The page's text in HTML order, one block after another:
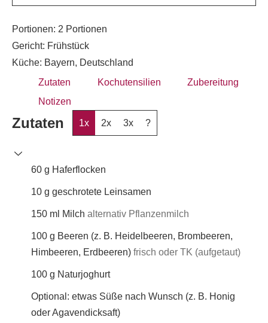
Portionen: 2 Portionen
Gericht: Frühstück
Küche: Bayern, Deutschland
Zutaten
Kochutensilien
Zubereitung
Notizen
Zutaten 1x 2x 3x ?
60 g Haferflocken
10 g geschrotete Leinsamen
150 ml Milch alternativ Pflanzenmilch
100 g Beeren (z. B. Heidelbeeren, Brombeeren,
Himbeeren, Erdbeeren) frisch oder TK (aufgetaut)
100 g Naturjoghurt
Optional: etwas Süße nach Wunsch (z. B. Honig
oder Agavendicksaft)